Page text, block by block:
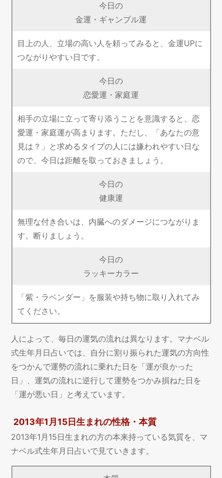
今日の
金運・ギャンブル運
目上の人、立場の高い人を頼ってみると、金運UPに
つながりやすい日です。
今日の
恋愛運・家庭運
相手の立場に立って寄り添うことを意識すると、恋
愛運・家庭運が高まります。ただし、「あなたの意
見は？」と求めるタイプの人には嫌われやすい日な
ので、今日は距離を取っておきましょう。
今日の
健康運
無理な付き合いは、内臓へのダメージにつながりま
す。断りましょう。
今日の
ラッキーカラー
「紫・ラベンダー」を服装や持ち物に取り入れてみ
てください。
人によって、毎日の運気の流れは異なります。マナベル
式生年月日占いでは、自分に割り振られた運気の方向性
をつかんで運勢の流れに乗れた日を「運が良かった
日」、運気の流れに逆行して運勢をつかみ損ねた日を
「運が悪い日」と考えています。
2013年1月15日生まれの性格・本質
2013年1月15日生まれの方の本来持っている気質を、マ
ナベル式生年月日占いで見ていきます。